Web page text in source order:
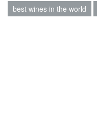
best wines in the world